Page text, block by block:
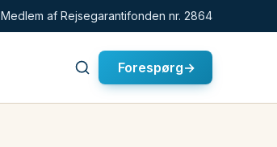
Medlem af Rejsegarantifonden nr. 2864
Forespørg→